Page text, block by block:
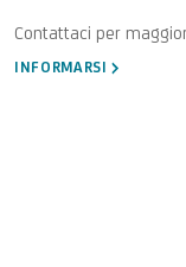
INFORMARSI